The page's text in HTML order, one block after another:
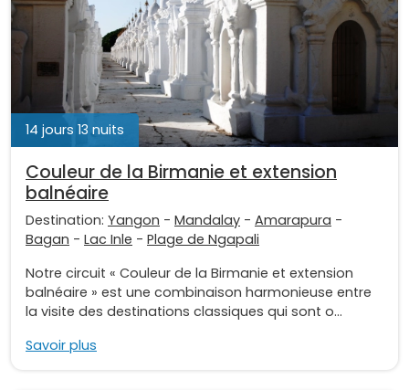
14 jours 13 nuits
Couleur de la Birmanie et extension
balnéaire
Destination: Yangon - Mandalay - Amarapura -
Bagan - Lac Inle - Plage de Ngapali
Notre circuit « Couleur de la Birmanie et extension
balnéaire » est une combinaison harmonieuse entre
la visite des destinations classiques qui sont o...
Savoir plus